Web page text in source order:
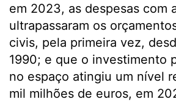
em 2023, as despesas com
ultrapassaram os
civis, pela primeira vez,
1990; e que o investimento
no espaço atingiu um nível
mil milhões de euros, em